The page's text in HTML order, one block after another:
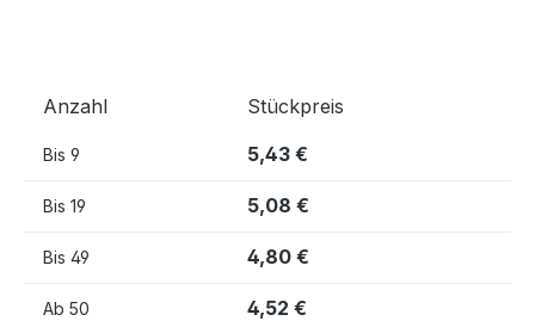
Anzahl Stückpreis
Bis 9 5,43 €
Bis 19 5,08 €
Bis 49 4,80 €
Ab 50 4,52 €